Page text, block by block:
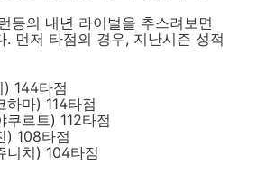
등의 내년 라이벌을 추스려보면
. 먼저 타점의 경우, 지난시즌 성적
) 144타점
하마) 114타점
르트) 112타점
) 108타점
니치) 104타점